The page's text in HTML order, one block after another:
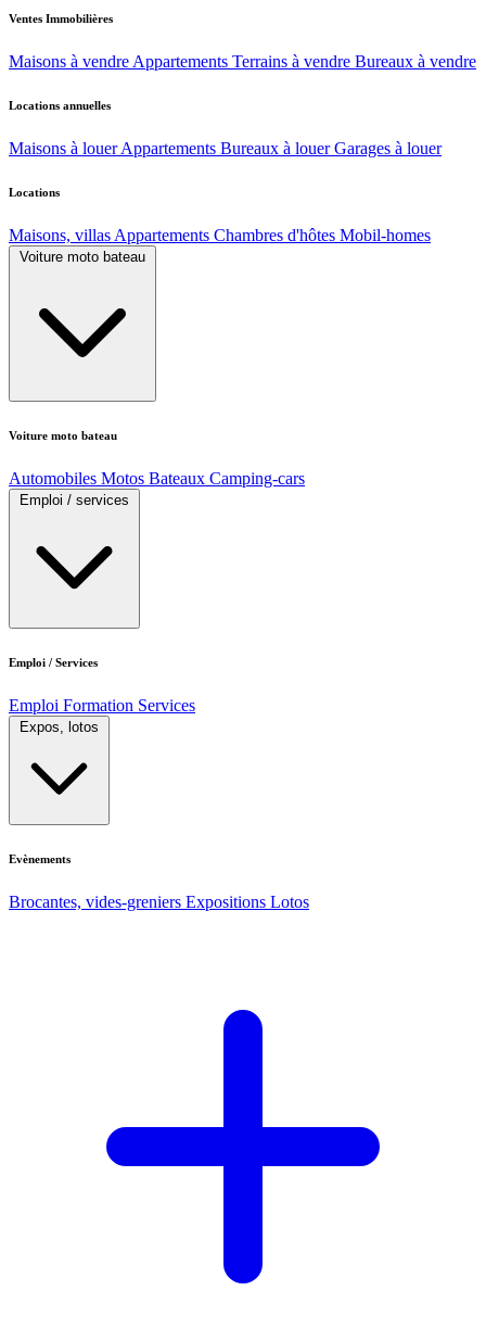
Ventes Immobilières
Maisons à vendre Appartements Terrains à vendre Bureaux à vendre
Locations annuelles
Maisons à louer Appartements Bureaux à louer Garages à louer
Locations
Maisons, villas Appartements Chambres d'hôtes Mobil-homes
Voiture moto bateau
Voiture moto bateau
Automobiles Motos Bateaux Camping-cars
Emploi / services
Emploi / Services
Emploi Formation Services
Expos, lotos
Evènements
Brocantes, vides-greniers Expositions Lotos